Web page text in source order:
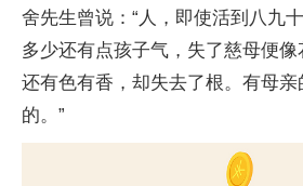
舍先生曾说：“人，即使活到八九
多少还有点孩子气，失了慈母便
还有色有香，却失去了根。有母亲
的。”